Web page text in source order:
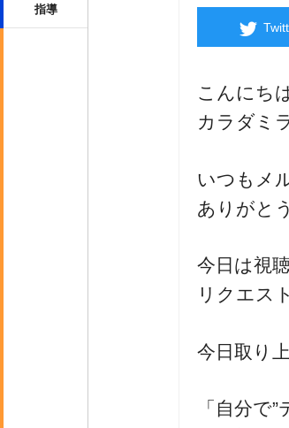
指導
こんにち
カラダミ
いつもメ
ありがと
今日は視
リクエス
今日取り
「自分で